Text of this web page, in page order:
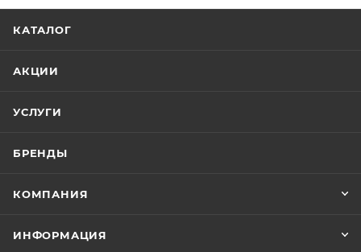
КАТАЛОГ
АКЦИИ
УСЛУГИ
БРЕНДЫ
КОМПАНИЯ
ИНФОРМАЦИЯ